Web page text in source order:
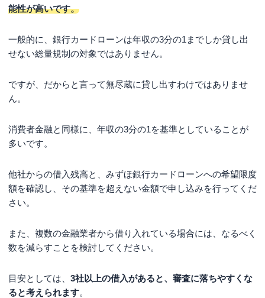
能性が高いです。
一般的に、銀行カードローンは年収の3分の1までしか貸し出
せない総量規制の対象ではありません。
ですが、だからと言って無尽蔵に貸し出すわけではありませ
ん。
消費者金融と同様に、年収の3分の1を基準としていることが
多いです。
他社からの借入残高と、みずほ銀行カードローンへの希望限度
額を確認し、その基準を超えない金額で申し込みを行ってくだ
さい。
また、複数の金融業者から借り入れている場合には、なるべく
数を減らすことを検討してください。
目安としては、 3社以上の借入があると、審査に落ちやすくな
ると考えられます。